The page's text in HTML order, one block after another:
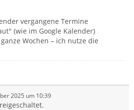
vergangene Termine
(wie im Google Kalender)
Wochen – ich nutze die
2025 um 10:39